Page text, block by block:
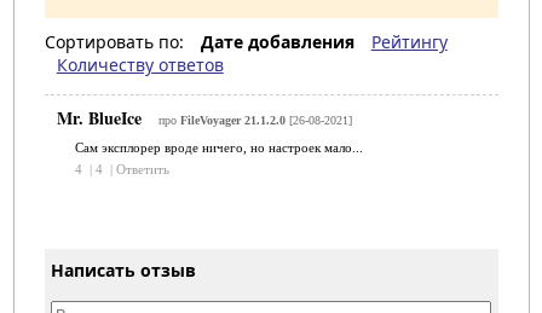
Сортировать по: Дате добавления
Рейтингу
Количеству ответов
Mr. BlueIce про FileVoyager 21.1.2.0[26-08-2021]
Сам эксплорер вроде ничего, но настроек мало...
4 | 4 | Ответить
Написать отзыв